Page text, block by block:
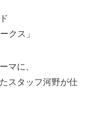
クス」
マに、
スタッフ河野が仕